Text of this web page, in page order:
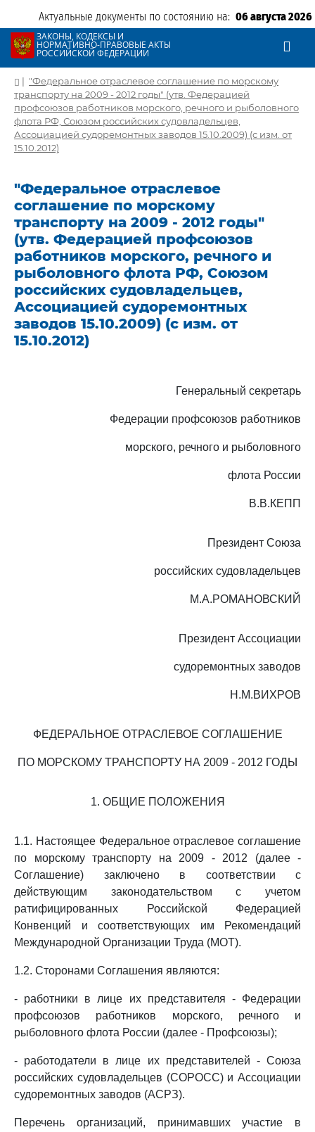
Актуальные документы по состоянию на: 06 августа 2026
ЗАКОНЫ, КОДЕКСЫ И
НОРМАТИВНО-ПРАВОВЫЕ АКТЫ
РОССИЙСКОЙ ФЕДЕРАЦИИ
| "Федеральное отраслевое соглашение по морскому
транспорту на 2009 - 2012 годы" (утв. Федерацией
профсоюзов работников морского, речного и рыболовного
флота РФ, Союзом российских судовладельцев,
Ассоциацией судоремонтных заводов 15.10.2009) (с изм. от
15.10.2012)
"Федеральное отраслевое
соглашение по морскому
транспорту на 2009 - 2012 годы"
(утв. Федерацией профсоюзов
работников морского, речного и
рыболовного флота РФ, Союзом
российских судовладельцев,
Ассоциацией судоремонтных
заводов 15.10.2009) (с изм. от
15.10.2012)
Генеральный секретарь
Федерации профсоюзов работников
морского, речного и рыболовного
флота России
В.В.КЕПП
Президент Союза
российских судовладельцев
М.А.РОМАНОВСКИЙ
Президент Ассоциации
судоремонтных заводов
Н.М.ВИХРОВ
ФЕДЕРАЛЬНОЕ ОТРАСЛЕВОЕ СОГЛАШЕНИЕ
ПО МОРСКОМУ ТРАНСПОРТУ НА 2009 - 2012 ГОДЫ
1. ОБЩИЕ ПОЛОЖЕНИЯ
1.1. Настоящее Федеральное отраслевое соглашение
по морскому транспорту на 2009 - 2012 (далее -
Соглашение) заключено в соответствии с
действующим законодательством с учетом
ратифицированных Российской Федерацией
Конвенций и соответствующих им Рекомендаций
Международной Организации Труда (МОТ).
1.2. Сторонами Соглашения являются:
- работники в лице их представителя - Федерации
профсоюзов работников морского, речного и
рыболовного флота России (далее - Профсоюзы);
- работодатели в лице их представителей - Союза
российских судовладельцев (СОРОСС) и Ассоциации
судоремонтных заводов (АСРЗ).
Перечень организаций, принимавших участие в